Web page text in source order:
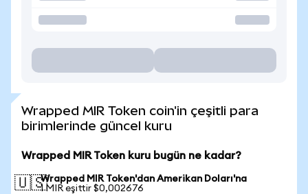
Wrapped MIR Token coin'in çeşitli para
birimlerinde güncel kuru
Wrapped MIR Token kuru bugün ne kadar?
🇺🇸Wrapped MIR Token'dan Amerikan Doları'na
1 MIR eşittir $0,002676